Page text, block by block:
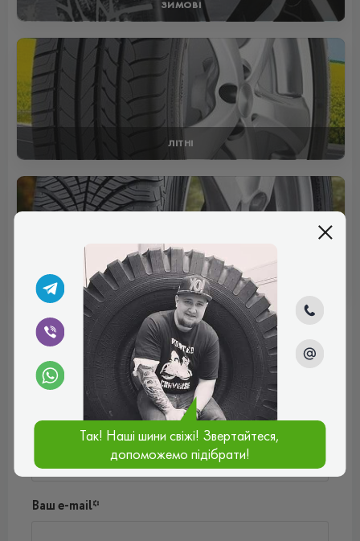
ЗИМОВІ
ЛІТНІ
ВСЕСЕЗОННІ
Відгуки (0)
Поки немає коментарів
Написати коментар
Ім'я*
Ваш e-mail*
Так! Наші шини свіжі! Звертайтеся,
допоможемо підібрати!